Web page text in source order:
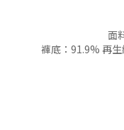
面
褲底：91.9% 再